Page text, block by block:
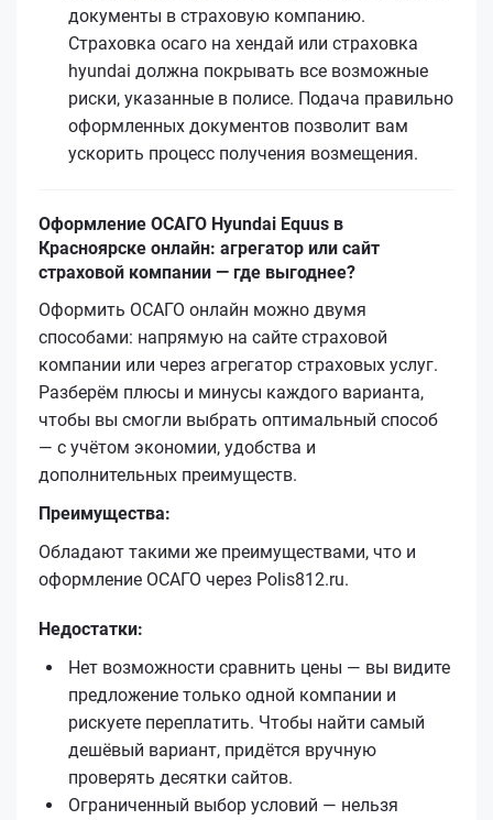
документы в страховую компанию.
Страховка осаго на хендай или страховка
hyundai должна покрывать все возможные
риски, указанные в полисе. Подача правильно
оформленных документов позволит вам
ускорить процесс получения возмещения.
Оформление ОСАГО Hyundai Equus в
Красноярске онлайн: агрегатор или сайт
страховой компании — где выгоднее?
Оформить ОСАГО онлайн можно двумя
способами: напрямую на сайте страховой
компании или через агрегатор страховых услуг.
Разберём плюсы и минусы каждого варианта,
чтобы вы смогли выбрать оптимальный способ
— с учётом экономии, удобства и
дополнительных преимуществ.
Преимущества:
Обладают такими же преимуществами, что и
оформление ОСАГО через Polis812.ru.
Недостатки:
Нет возможности сравнить цены — вы видите
предложение только одной компании и
рискуете переплатить. Чтобы найти самый
дешёвый вариант, придётся вручную
проверять десятки сайтов.
Ограниченный выбор условий — нельзя